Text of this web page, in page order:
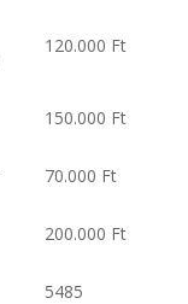
120.000 Ft
150.000 Ft
70.000 Ft
200.000 Ft
5485